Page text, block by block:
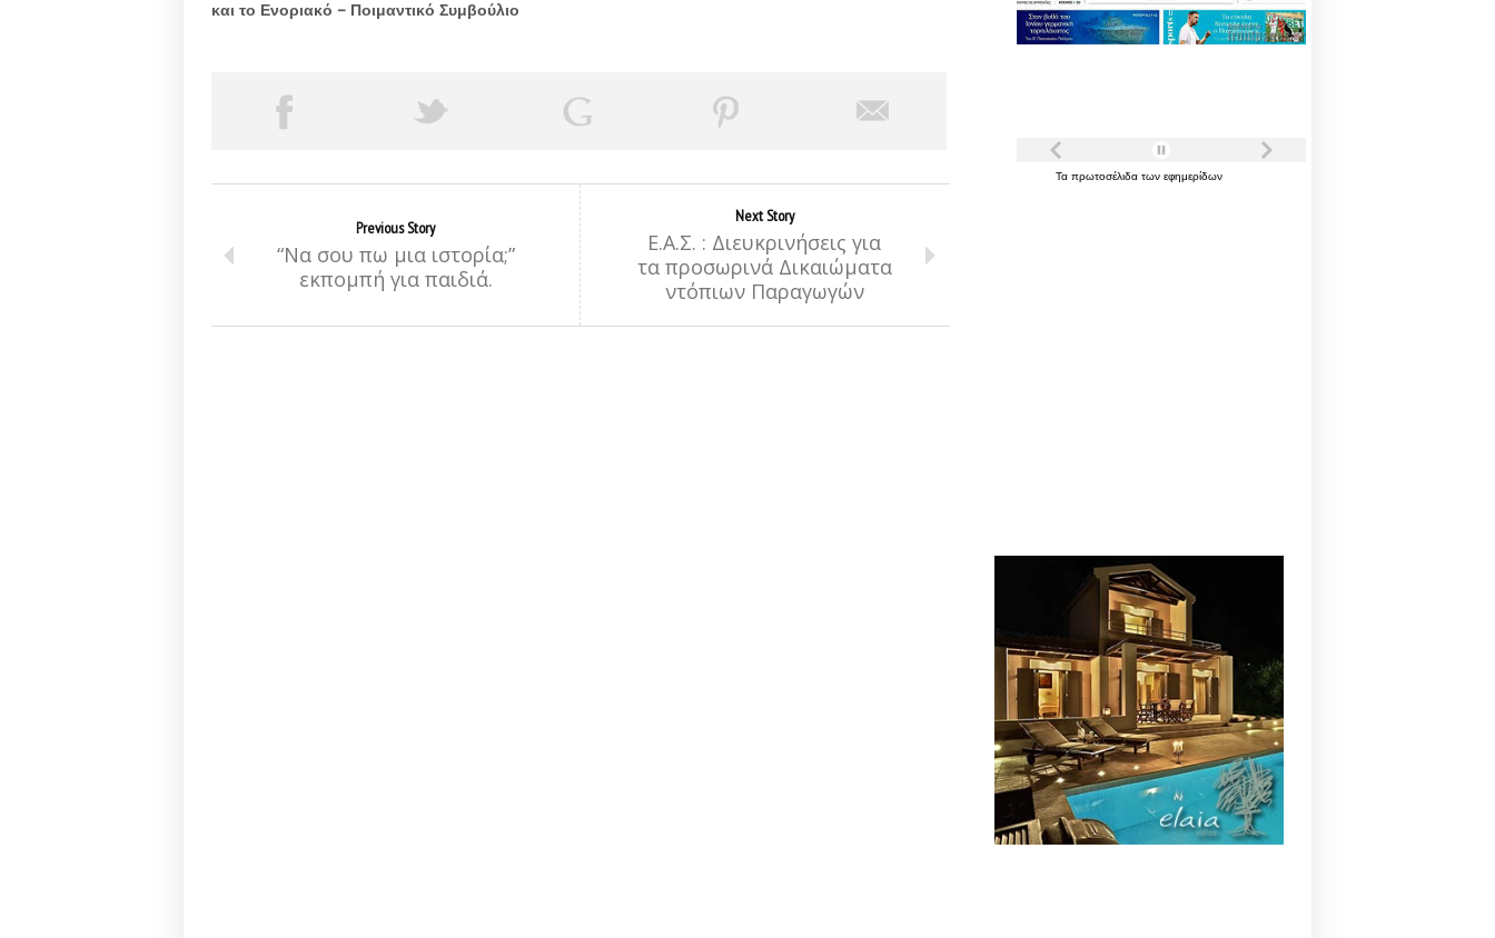
και το Ενοριακό – Ποιμαντικό Συμβούλιο
Previous Story
“Να σου πω μια ιστορία;”
εκπομπή για παιδιά.
Next Story
Ε.Α.Σ. : Διευκρινήσεις για
τα προσωρινά Δικαιώματα
ντόπιων Παραγωγών
Τα πρωτοσέλιδα των εφημερίδων